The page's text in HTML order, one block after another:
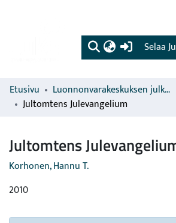
(current)
Selaa
Etusivu Luonnonvarakeskuksen julkaisut
Jultomtens Julevangelium
Jultomtens
Korhonen, Hannu T.
2010